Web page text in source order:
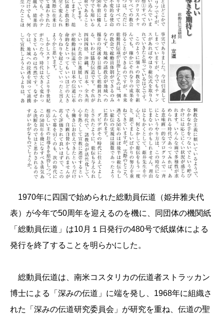
1970年に四国で始められた総動員伝道（姫井雅夫代
表）が今年で50周年を迎えるのを機に、同団体の機関紙
「総動員伝道」は10月１日発行の480号で紙媒体による
発行を終了することを明らかにした。
総動員伝道は、南米コスタリカの伝道者ストラッカン
博士による「深みの伝道」に端を発し、1968年に組織さ
れた「深みの伝道研究委員会」が研究を重ね、伝道の聖